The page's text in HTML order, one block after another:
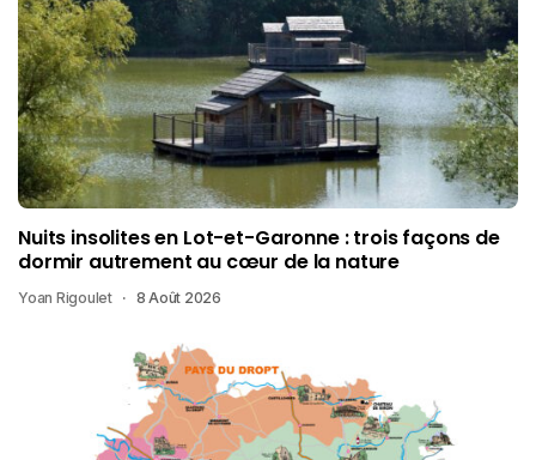
Nuits insolites en Lot-et-Garonne : trois façons de
dormir autrement au cœur de la nature
Yoan Rigoulet 8 Août 2026